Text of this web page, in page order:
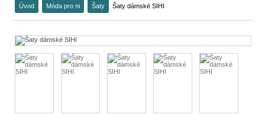
Úvod Móda pro ni Šaty Šaty dámské SIHI